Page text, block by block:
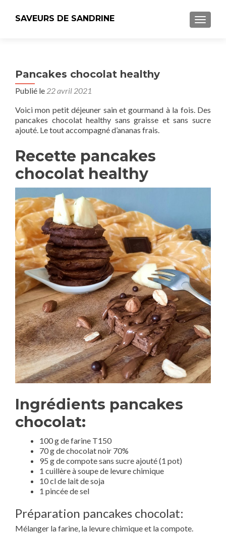
SAVEURS DE SANDRINE
Pancakes chocolat healthy
Publié le 22 avril 2021
Voici mon petit déjeuner sain et gourmand à la fois. Des
pancakes chocolat healthy sans graisse et sans sucre
ajouté. Le tout accompagné d’ananas frais.
Recette pancakes
chocolat healthy
Ingrédients pancakes
chocolat:
100 g de farine T150
70 g de chocolat noir 70%
95 g de compote sans sucre ajouté (1 pot)
1 cuillère à soupe de levure chimique
10 cl de lait de soja
1 pincée de sel
Préparation pancakes chocolat:
Mélanger la farine, la levure chimique et la compote.